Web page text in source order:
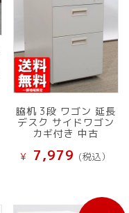
脇机 3段 ワゴン 延長
デスク サイドワゴン
カギ付き 中古
¥ 7,979 (税込）